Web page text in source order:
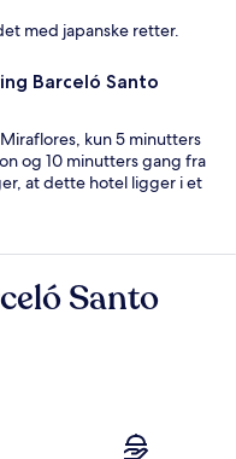
med japanske retter.
Barceló Santo
kun 5 minutters
og 10 minutters gang fra
at dette hotel ligger i et
Santo